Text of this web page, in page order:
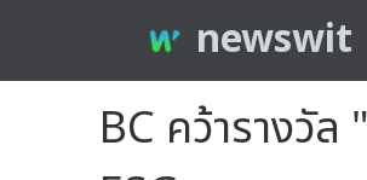
newswit
BC คว้ารางวั